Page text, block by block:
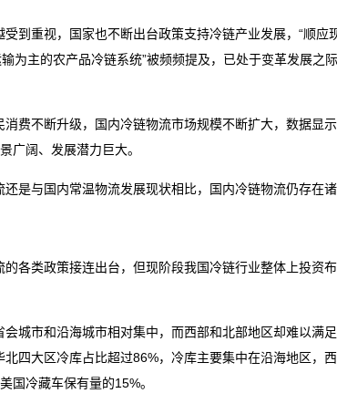
到重视，国家也不断出台政策支持冷链产业发展，“顺
为主的农产品冷链系统”被频频提及，已处于变革发展之
费不断升级，国内冷链物流市场规模不断扩大，数据显
广阔、发展潜力巨大。
是与国内常温物流发展现状相比，国内冷链物流仍存在诸
各类政策接连出台，但现阶段我国冷链行业整体上投资
城市和沿海城市相对集中，而西部和北部地区却难以满
四大区冷库占比超过86%，冷库主要集中在沿海地区，
国冷藏车保有量的15%。